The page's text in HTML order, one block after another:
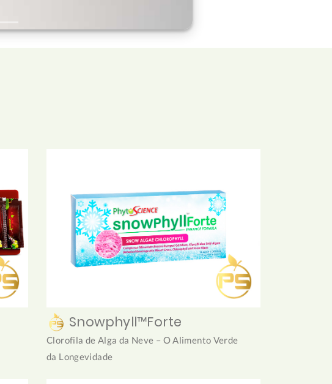
Snowphyll™Forte
Clorofila de Alga da Neve – O Alimento Verde
da Longevidade